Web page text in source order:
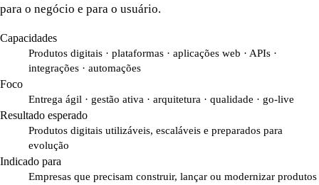
para o negócio e para o usuário.
Capacidades
Produtos digitais · plataformas · aplicações web · APIs ·
integrações · automações
Foco
Entrega ágil · gestão ativa · arquitetura · qualidade · go-live
Resultado esperado
Produtos digitais utilizáveis, escaláveis e preparados para
evolução
Indicado para
Empresas que precisam construir, lançar ou modernizar produtos